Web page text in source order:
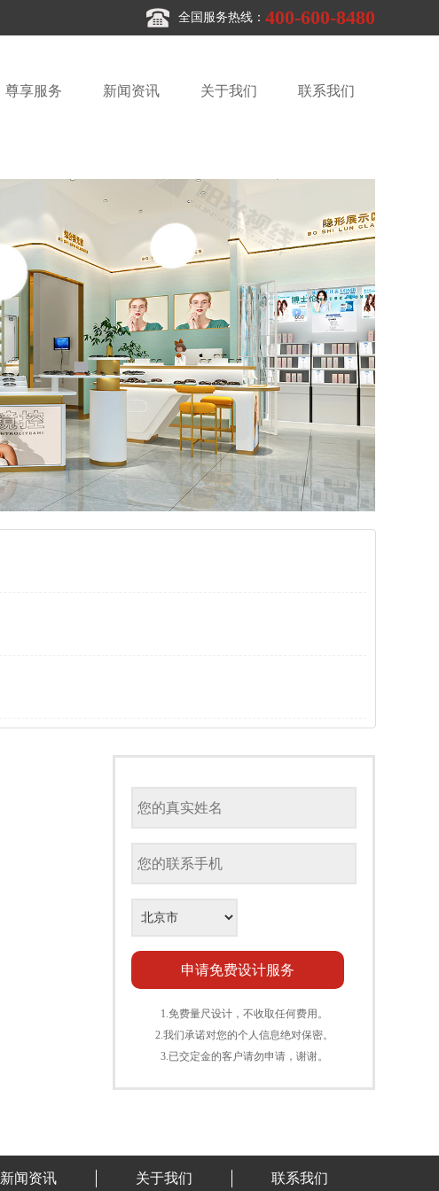
全国服务热线： 400-600-8480
尊享服务 新闻资讯 关于我们 联系我们
1.免费量尺设计，不收取任何费用。
2.我们承诺对您的个人信息绝对保密。
3.已交定金的客户请勿申请，谢谢。
新闻资讯 关于我们 联系我们